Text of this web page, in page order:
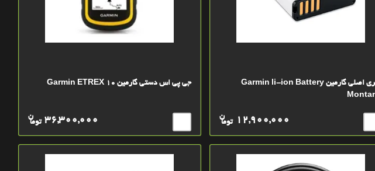
باتري اصلي گارمین Garmin li-ion Battery
توما
ن 12,900,000
جی پی اس دستی گارمین Garmin ETREX 10
توما
ن 36,300,000